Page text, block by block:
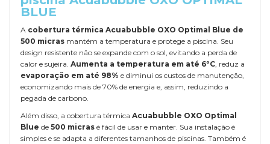
BLUE
A cobertura térmica Acuabubble OXO Optimal Blue de
500 micras mantém a temperatura e protege a piscina. Seu
design resistente não se expande com o sol, evitando a perda de
calor e sujeira. Aumenta a temperatura em até 6ºC, reduz a
evaporação em até 98% e diminui os custos de manutenção,
economizando mais de 70% de energia e, assim, reduzindo a
pegada de carbono.
Além disso, a cobertura térmica Acuabubble OXO Optimal
Blue de 500 micras é fácil de usar e manter. Sua instalação é
simples e se adapta a diferentes tamanhos de piscinas. Também é